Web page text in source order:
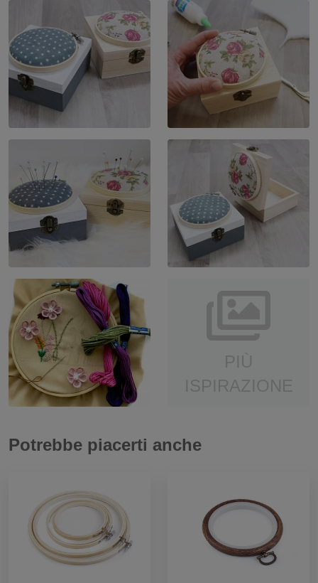
Potrebbe piacerti anche